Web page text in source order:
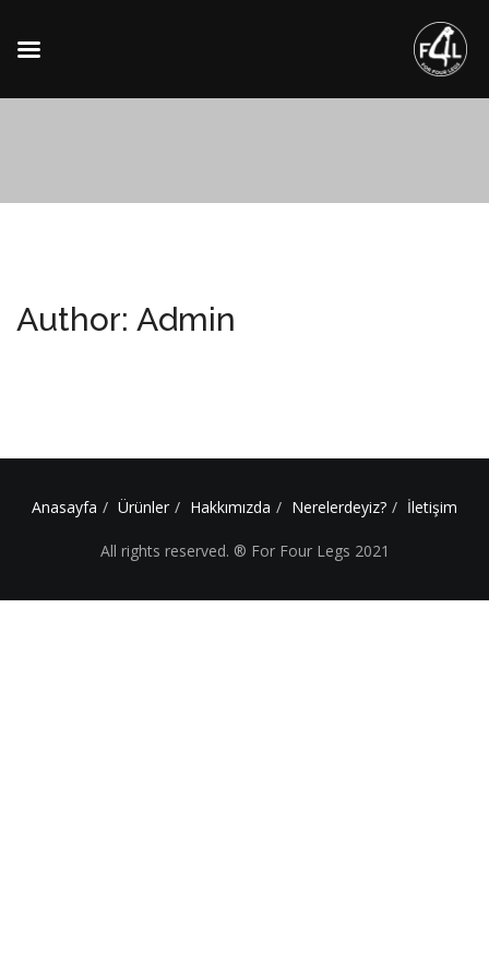
Author: Admin
Anasayfa Ürünler Hakkımızda Nerelerdeyiz? İletişim
All rights reserved. ® For Four Legs 2021